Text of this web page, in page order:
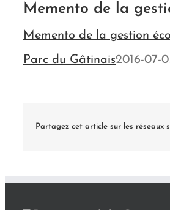
Memento de la
Memento de la gestion
Parc du Gâtinais2016-07-
Partagez cet article sur les réseaux